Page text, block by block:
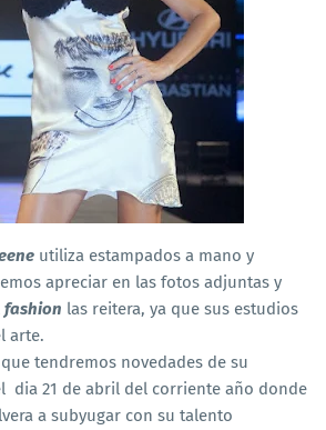
utiliza estampados a mano y
apreciar en las fotos adjuntas y
fashion las reitera, ya que sus estudios
arte.
tendremos novedades de su
dia 21 de abril del corriente año donde
a subyugar con su talento